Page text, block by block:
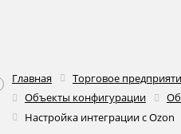
Главная Торговое
Объекты конфигурации
Настройка интеграции с Ozon